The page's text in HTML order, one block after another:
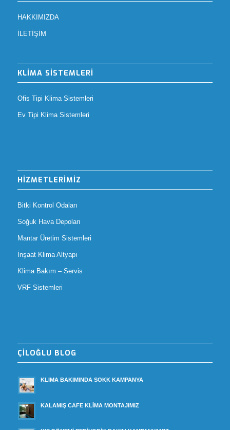
HAKKIMIZDA
İLETİŞİM
KLİMA SİSTEMLERİ
Ofis Tipi Klima Sistemleri
Ev Tipi Klima Sistemleri
HİZMETLERİMİZ
Bitki Kontrol Odaları
Soğuk Hava Depoları
Mantar Üretim Sistemleri
İnşaat Klima Altyapı
Klima Bakım – Servis
VRF Sistemleri
ÇİLOĞLU BLOG
KLIMA BAKIMINDA SOKK KAMPANYA
KALAMIŞ CAFE KLİMA MONTAJIMIZ